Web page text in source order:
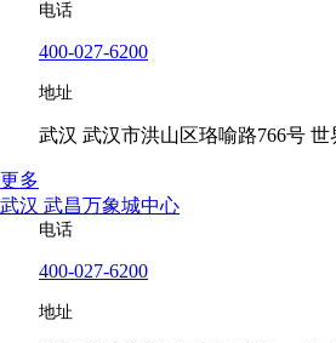
电话
400-027-6200
地址
武汉 武汉市洪山区珞喻路766号 世
更多
武汉 武昌万象城中心
电话
400-027-6200
地址